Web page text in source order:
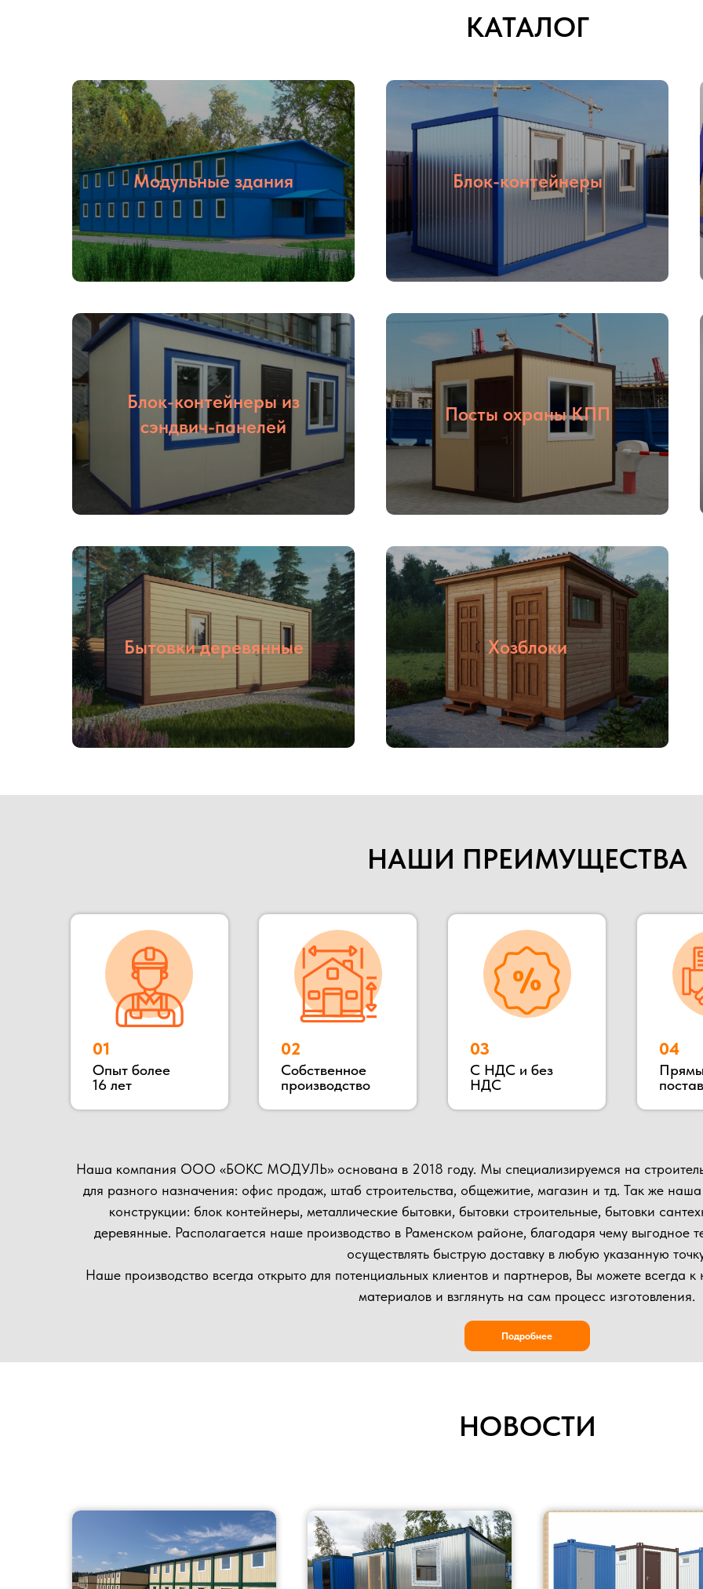
КАТАЛОГ
Модульные здания Блок-контейнеры
Блок-контейнеры из
сэндвич-панелей
Посты охраны КПП
Бытовки деревянные Хозблоки
НАШИ ПРЕИМУЩЕСТВА
Наша компания ООО «БОКС МОДУЛЬ» основана в 2018 году. Мы специализируемся на строительстве
для разного назначения: офис продаж, штаб строительства, общежитие, магазин и тд. Так же наша компания
конструкции: блок контейнеры, металлические бытовки, бытовки строительные, бытовки сантехнические,
деревянные. Располагается наше производство в Раменском районе, благодаря чему выгодное
осуществлять быструю доставку в любую указанную точку.
Наше производство всегда открыто для потенциальных клиентов и партнеров, Вы можете всегда к нам приехать
материалов и взглянуть на сам процесс изготовления.
НОВОСТИ